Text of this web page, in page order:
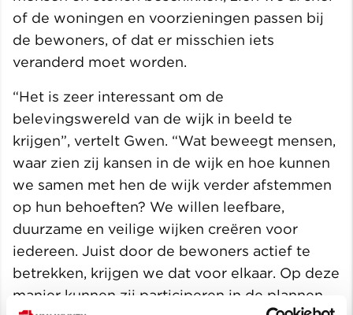
of de woningen en voorzieningen passen bij
de bewoners, of dat er misschien iets
veranderd moet worden.
“Het is zeer interessant om de
belevingswereld van de wijk in beeld te
krijgen”, vertelt Gwen. “Wat beweegt mensen,
waar zien zij kansen in de wijk en hoe kunnen
we samen met hen de wijk verder afstemmen
op hun behoeften? We willen leefbare,
duurzame en veilige wijken creëren voor
iedereen. Juist door de bewoners actief te
betrekken, krijgen we dat voor elkaar. Op deze
manier kunnen zij participeren in de plannen